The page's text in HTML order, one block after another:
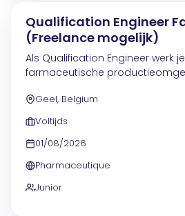
Qualification Engineer
(Freelance mogelijk)
Als Qualification Engineer werk
farmaceutische
gedurende hun volledige
ligt niet...
Geel, Belgium
Voltijds
01/08/2026
Pharmaceutique
Junior